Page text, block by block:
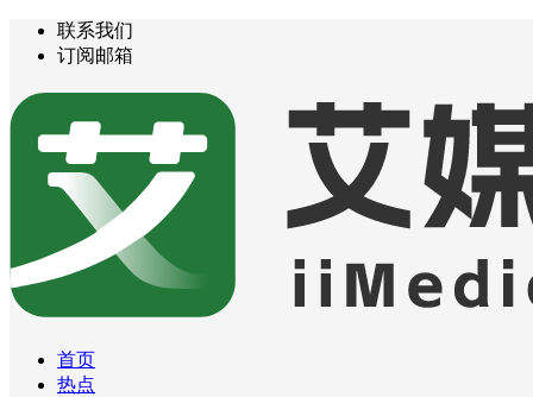
联系我们
订阅邮箱
首页
热点